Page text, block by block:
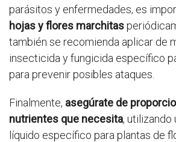
parásitos y enfermedades, es
hojas y flores marchitas
también se recomienda aplicar de
insecticida y fungicida específico
para prevenir posibles ataques.
Finalmente, asegúrate de
nutrientes que necesita, utilizando
líquido específico para plantas de